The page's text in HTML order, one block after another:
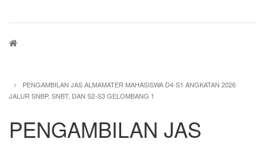
Breadcrumb
PENGAMBILAN JAS ALMAMATER MAHASISWA D4-S1 ANGKATAN 2026
JALUR SNBP, SNBT, DAN S2-S3 GELOMBANG 1
PENGAMBILAN JAS